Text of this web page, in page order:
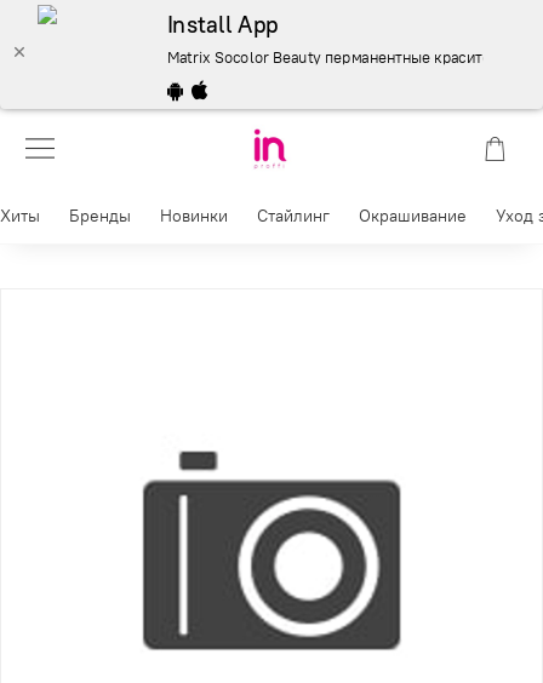
Install App
Matrix Socolor Beauty перманентные красители
Хиты Бренды Новинки Стайлинг Окрашивание Уход